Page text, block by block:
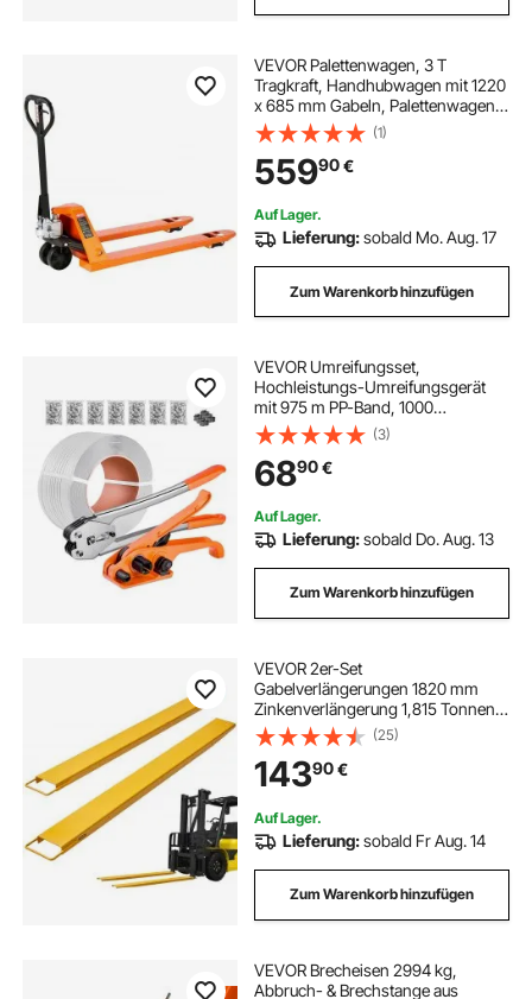
VEVOR Palettenwagen, 3 T
Tragkraft, Handhubwagen mit 1220
x 685 mm Gabeln, Palettenwagen
mit 8,5–18 cm Gabelhubhöhe,
Palettenhubwagen für Fabriken,
Lagerhallen, Supermärkte & LKW-
Beladung
(1)
55990€
Auf Lager.
Lieferung:sobald Mo. Aug. 17
Zum Warenkorb hinzufügen
VEVOR Umreifungsset,
Hochleistungs-Umreifungsgerät
mit 975 m PP-Band, 1000
Metallplomben, 50
Eckenschützern, Kunststoff-
Palettenverpackungsset für
Lager/Versand/Umzug
(3)
6890€
Auf Lager.
Lieferung:sobald Do. Aug. 13
Zum Warenkorb hinzufügen
VEVOR 2er-Set
Gabelverlängerungen 1820 mm
Zinkenverlängerung 1,815 Tonnen
Tragfähigkeit Gabelzinken Q235
Kohlenstoffstahl einteiliges Design
Palettengabelverlängerung
Kompatibel mit 127 mm Gabeln
(25)
14390€
Auf Lager.
Lieferung:sobald Fr Aug. 14
Zum Warenkorb hinzufügen
VEVOR Brecheisen 2994 kg,
Abbruch- & Brechstange aus